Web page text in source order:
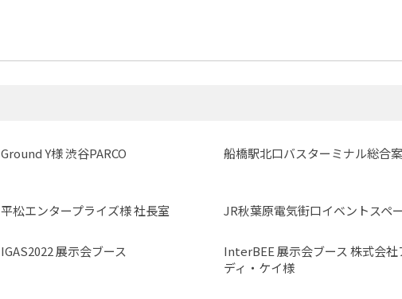
Ground Y様 渋谷PARCO 船橋駅北口バスターミナル総合
平松エンタープライズ様 社長室 JR秋葉原電気街口イベントスペ
IGAS2022 展示会ブース
InterBEE 展示会ブース 株式会社
ディ・ケイ様